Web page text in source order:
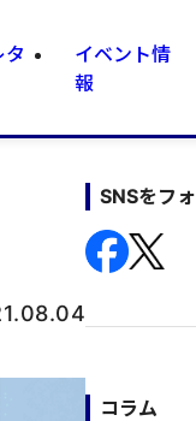
タ
イベント情
報
SNSをフ
コラム